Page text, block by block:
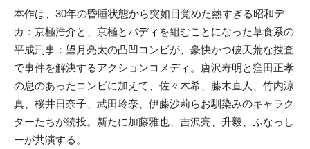
本作は、30年の昏睡状態から突如目覚めた熱すぎる昭和デ
カ：京極浩介と、京極とバディを組むことになった草食系の
平成刑事：望月亮太の凸凹コンビが、豪快かつ破天荒な捜査
で事件を解決するアクションコメディ。唐沢寿明と窪田正孝
の息のあったコンビに加えて、佐々木希、藤木直人、竹内涼
真、桜井日奈子、武田玲奈、伊藤沙莉らお馴染みのキャラク
ターたちが続投。新たに加藤雅也、吉沢亮、升毅、ふなっし
ーが共演する。